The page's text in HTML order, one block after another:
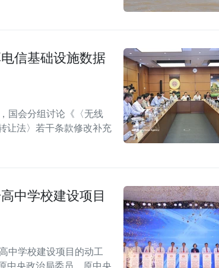
信基础设施数据
国会分组讨论《〈无线
让法〉若干条款修改补充
中学校建设项目
中学校建设项目的动工